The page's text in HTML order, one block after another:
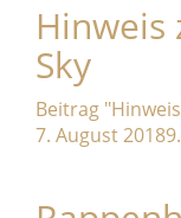
Hinweis
Sky
Beitrag
7. August 2018